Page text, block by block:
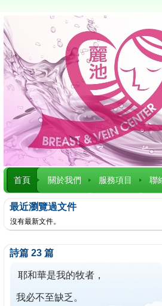
首頁 關於我們 服務項目 聯
最近瀏覽過文件
沒有最新文件。
詩篇 23 篇
耶和華是我的牧者，
我必不至缺乏。
今已篩檢出1700位乳癌患者,提醒